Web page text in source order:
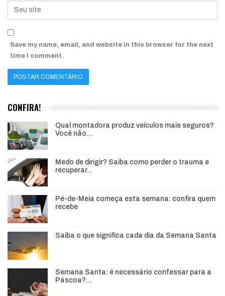
Save my name, email, and website in this browser for the next
time I comment.
CONFIRA!
Qual montadora produz veículos mais seguros?
Você não…
Medo de dirigir? Saiba como perder o trauma e
recuperar…
Pé-de-Meia começa esta semana: confira quem
recebe
Saiba o que significa cada dia da Semana Santa
Semana Santa: é necessário confessar para a
Páscoa?…